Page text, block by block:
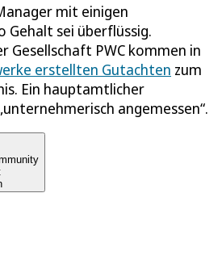
mit einigen
Gehalt sei überflüssig.
PWC kommen in
erstellten Gutachten zum
Ein hauptamtlicher
angemessen“.